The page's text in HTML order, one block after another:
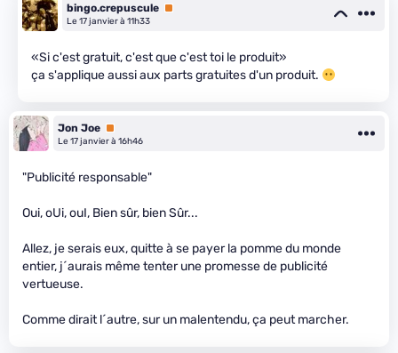
bingo.crepuscule Premium
Le 17 janvier à 11h33
«Si c'est gratuit, c'est que c'est toi le produit»
ça s'applique aussi aux parts gratuites d'un produit.
Jon Joe Premium
Le 17 janvier à 16h46
"Publicité responsable"
Oui, oUi, ouI, Bien sûr, bien Sûr...
Allez, je serais eux, quitte à se payer la pomme du monde
entier, j´aurais même tenter une promesse de publicité
vertueuse.
Comme dirait l´autre, sur un malentendu, ça peut marcher.